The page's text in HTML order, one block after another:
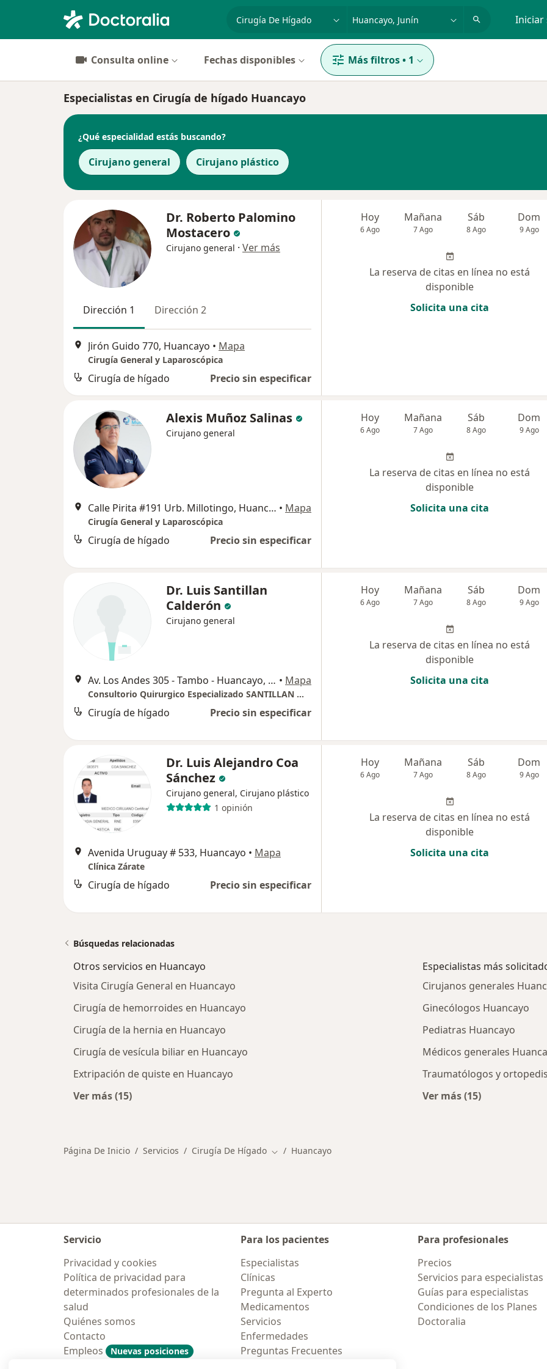
especialidad, enfermedad o nombre Iniciar
Consulta online Fechas disponibles Más filtros• 1
Especialistas en Cirugía de hígado Huancayo
¿Qué especialidad estás buscando?
Cirujano general Cirujano plástico
Dr. Roberto Palomino
Mostacero
Cirujano general · Ver más
Dirección 1 Dirección 2
Jirón Guido 770, Huancayo • Mapa
Cirugía General y Laparoscópica
Cirugía de hígado Precio sin especificar
Hoy
6 Ago
Mañana
7 Ago
Sáb
8 Ago
Dom
9 Ago
La reserva de citas en línea no está
disponible
Solicita una cita
Alexis Muñoz Salinas
Cirujano general
Calle Pirita #191 Urb. Millotingo, Huancayo • Mapa
Cirugía General y Laparoscópica
Cirugía de hígado Precio sin especificar
Hoy
6 Ago
Mañana
7 Ago
Sáb
8 Ago
Dom
9 Ago
La reserva de citas en línea no está
disponible
Solicita una cita
Dr. Luis Santillan
Calderón
Cirujano general
Av. Los Andes 305 - Tambo - Huancayo, Huancayo • Mapa
Consultorio Quirurgico Especializado SANTILLAN MEDIC
Cirugía de hígado Precio sin especificar
Hoy
6 Ago
Mañana
7 Ago
Sáb
8 Ago
Dom
9 Ago
La reserva de citas en línea no está
disponible
Solicita una cita
Dr. Luis Alejandro Coa
Sánchez
Cirujano general, Cirujano plástico
1 opinión
Avenida Uruguay # 533, Huancayo • Mapa
Clínica Zárate
Cirugía de hígado Precio sin especificar
Hoy
6 Ago
Mañana
7 Ago
Sáb
8 Ago
Dom
9 Ago
La reserva de citas en línea no está
disponible
Solicita una cita
Búsquedas relacionadas
Otros servicios en Huancayo
Visita Cirugía General en Huancayo
Cirugía de hemorroides en Huancayo
Cirugía de la hernia en Huancayo
Cirugía de vesícula biliar en Huancayo
Extripación de quiste en Huancayo
Ver más (15)
Especialistas más
Cirujanos generales
Ginecólogos Huancayo
Pediatras Huancayo
Médicos generales
Traumatólogos y
Ver más (15)
Página De Inicio Servicios Cirugía De Hígado Cambiar de ciudad
Huancayo
Servicio
Privacidad y cookies
Política de privacidad para
determinados profesionales de la
salud
Quiénes somos
Contacto
Empleos
Nuevas posiciones
Para los pacientes
Especialistas
Clínicas
Pregunta al Experto
Medicamentos
Servicios
Enfermedades
Preguntas Frecuentes
Para profesionales
Precios
Servicios para especialistas
Guías para especialistas
Condiciones de los Planes
Doctoralia